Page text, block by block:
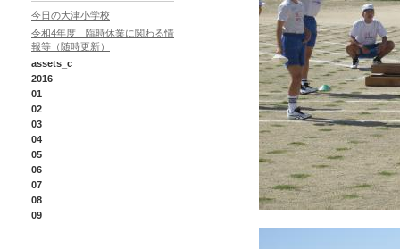
今日の大津小学校
令和4年度 臨時休業に関わる情
報等（随時更新）
assets_c
2016
01
02
03
04
05
06
07
08
09